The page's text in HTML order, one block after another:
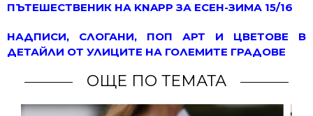
ПЪТЕШЕСТВЕНИК НА KNAPP ЗА ЕСЕН-ЗИМА 15/16
НАДПИСИ, СЛОГАНИ, ПОП АРТ И ЦВЕТОВЕ В
ДЕТАЙЛИ ОТ УЛИЦИТЕ НА ГОЛЕМИТЕ ГРАДОВЕ
ОЩЕ ПО ТЕМАТА